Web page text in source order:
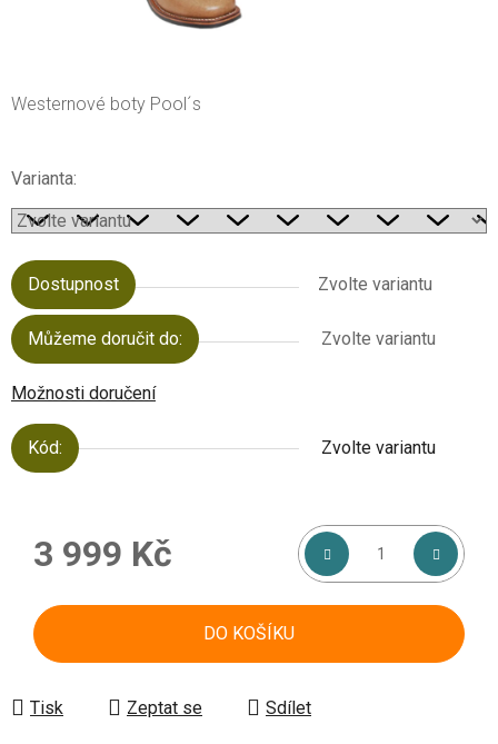
Westernové boty Pool´s
Varianta:
Dostupnost Zvolte variantu
Můžeme doručit do: Zvolte variantu
Možnosti doručení
Kód: Zvolte variantu
3 999 Kč
DO KOŠÍKU
Tisk Zeptat se Sdílet